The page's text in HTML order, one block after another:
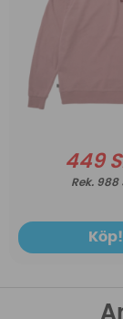
449
988
Köp!